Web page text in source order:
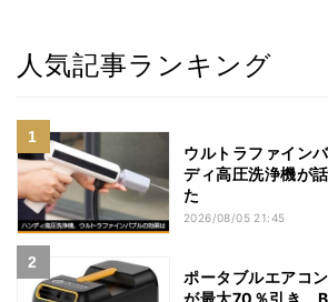
人気記事ランキング
ウルトラファイン
ディ高圧洗浄機が
た
2026/08/05 21:45
ポータブルエアコ